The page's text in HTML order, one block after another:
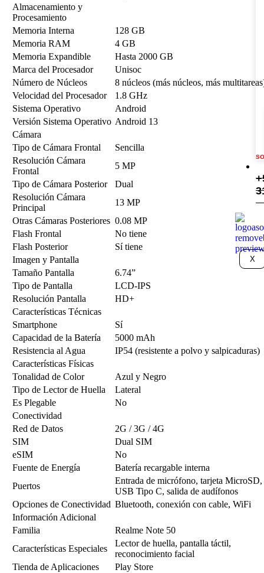
X
Almacenamiento y
Procesamiento
Memoria Interna
128 GB
Memoria RAM
4 GB
Memoria Expandible
Hasta 2000 GB
Marca del Procesador
Unisoc
Número de Núcleos
8 núcleos (más núcleos, más
Velocidad del Procesador
1.8 GHz
Sistema Operativo
Android
Versión Sistema Operativo Android 13
Cámara
Tipo de Cámara Frontal
Sencilla
Resolución Cámara
Frontal
5 MP
Tipo de Cámara Posterior
Dual
Resolución Cámara
Principal
13 MP
Otras Cámaras Posteriores 0.08 MP
Flash Frontal
No tiene
Flash Posterior
Sí tiene
Imagen y Pantalla
Tamaño Pantalla
6.74”
Tipo de Pantalla
LCD-IPS
Resolución Pantalla
HD+
Características Técnicas
Smartphone
Sí
Capacidad de la Batería
5000 mAh
Resistencia al Agua
IP54 (resistente a polvo y salpicaduras)
Características Físicas
Tonalidad de Color
Azul y Negro
Tipo de Lector de Huella
Lateral
Es Plegable
No
Conectividad
Red de Datos
2G / 3G / 4G
SIM
Dual SIM
eSIM
No
Fuente de Energía
Batería recargable interna
Puertos
Entrada de micrófono, tarjeta MicroSD,
USB Tipo C, salida de audífonos
Opciones de Conectividad Bluetooth, conexión con cable, WiFi
Información Adicional
Familia
Realme Note 50
Características Especiales
Lector de huella, pantalla táctil,
reconocimiento facial
Tienda de Aplicaciones
Play Store